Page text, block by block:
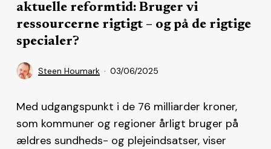
aktuelle reformtid: Bruger vi
ressourcerne rigtigt – og på de rigtige
specialer?
Steen Houmark 03/06/2025
Med udgangspunkt i de 76 milliarder kroner,
som kommuner og regioner årligt bruger på
ældres sundheds- og plejeindsatser, viser